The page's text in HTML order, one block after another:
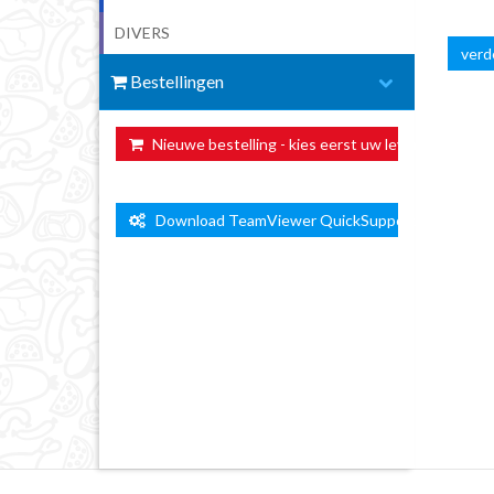
DIVERS
Bestellingen
Nieuwe bestelling - kies eerst uw leverdag ...
Download TeamViewer QuickSupport